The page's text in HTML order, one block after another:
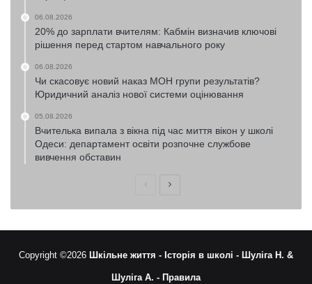
06.08.2026
20% до зарплати вчителям: Кабмін визначив ключові
рішення перед стартом навчального року
06.08.2026
Чи скасовує новий наказ МОН групи результатів?
Юридичний аналіз нової системи оцінювання
05.08.2026
Вчителька випала з вікна під час миття вікон у школі
Одеси: департамент освіти розпочне службове
вивчення обставин
ПопередняНаступна
Copyright ©2026 Шкільне життя - Історія в школі - Шуліга Н. &
Шуліга А. - Правила